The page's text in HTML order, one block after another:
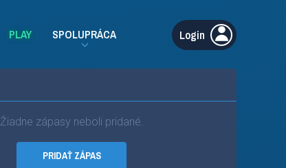
PLAY SPOLUPRÁCA Login
Žiadne zápasy neboli pridané.
PRIDAŤ ZÁPAS